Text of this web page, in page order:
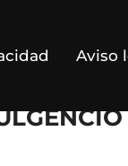
Aviso